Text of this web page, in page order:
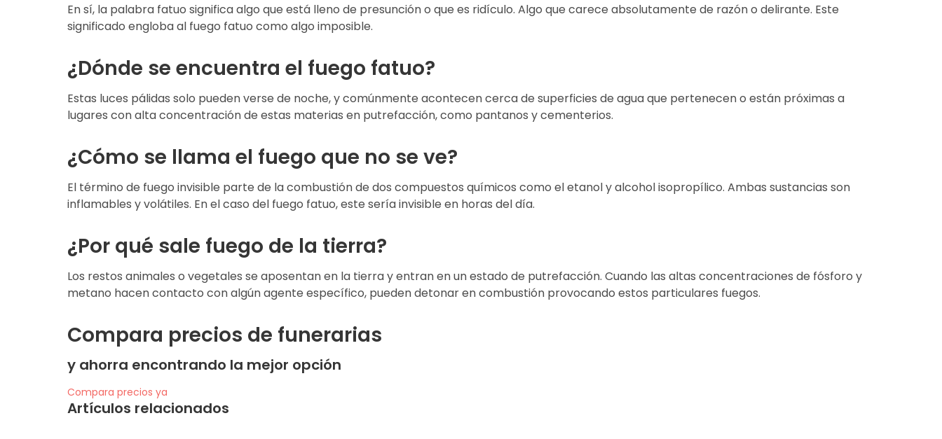
En sí, la palabra fatuo significa algo que está lleno de presunción o que es ridículo. Algo que carece absolutamente de razón o delirante. Este
significado engloba al fuego fatuo como algo imposible.
¿Dónde se encuentra el fuego fatuo?
Estas luces pálidas solo pueden verse de noche, y comúnmente acontecen cerca de superficies de agua que pertenecen o están próximas a
lugares con alta concentración de estas materias en putrefacción, como pantanos y cementerios.
¿Cómo se llama el fuego que no se ve?
El término de fuego invisible parte de la combustión de dos compuestos químicos como el etanol y alcohol isopropílico. Ambas sustancias son
inflamables y volátiles. En el caso del fuego fatuo, este sería invisible en horas del día.
¿Por qué sale fuego de la tierra?
Los restos animales o vegetales se aposentan en la tierra y entran en un estado de putrefacción. Cuando las altas concentraciones de fósforo y
metano hacen contacto con algún agente específico, pueden detonar en combustión provocando estos particulares fuegos.
Compara precios de funerarias
y ahorra encontrando la mejor opción
Compara precios ya
Artículos relacionados